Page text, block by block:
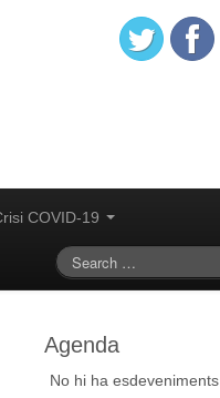
COVID-19
Agenda
No hi ha esdeveniments